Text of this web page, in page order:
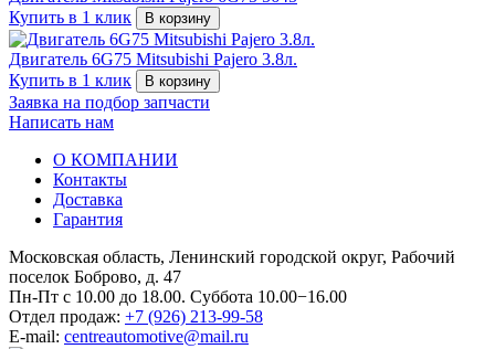
Купить в 1 клик
В корзину
Двигатель 6G75 Mitsubishi Pajero 3.8л.
Купить в 1 клик
В корзину
Заявка на подбор запчасти
Написать нам
О КОМПАНИИ
Контакты
Доставка
Гарантия
Московская область, Ленинский городской округ, Рабочий
поселок Боброво, д. 47
Пн-Пт с 10.00 до 18.00. Суббота 10.00−16.00
Отдел продаж: +7 (926) 213-99-58
E-mail: centreautomotive@mail.ru